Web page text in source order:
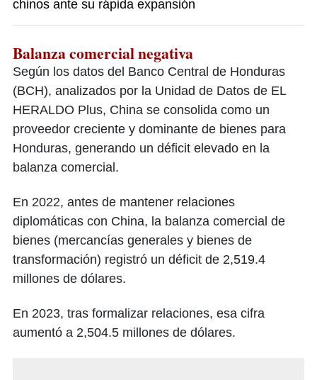
chinos ante su rápida expansión
Balanza comercial negativa
Según los datos del Banco Central de Honduras
(BCH), analizados por la Unidad de Datos de EL
HERALDO Plus, China se consolida como un
proveedor creciente y dominante de bienes para
Honduras, generando un déficit elevado en la
balanza comercial.
En 2022, antes de mantener relaciones
diplomáticas con China, la balanza comercial de
bienes (mercancías generales y bienes de
transformación) registró un déficit de 2,519.4
millones de dólares.
En 2023, tras formalizar relaciones, esa cifra
aumentó a 2,504.5 millones de dólares.